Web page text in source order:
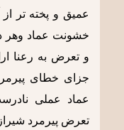
عمیق و پخته تر
خشونت عماد وهر
و تعرض به رعنا
جزای خطای
عماد عملی
تعرض پیرمرد